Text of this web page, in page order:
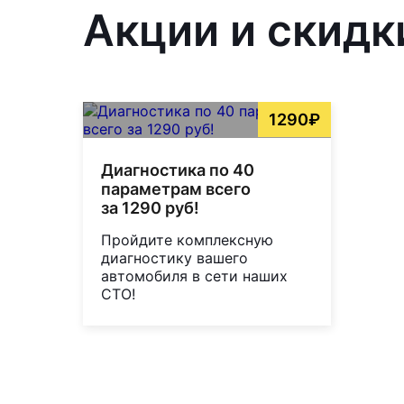
Акции и
1290₽
Диагностика по 40
параметрам всего
за 1290 руб!
Пройдите комплексную
диагностику вашего
автомобиля в сети наших
СТО!